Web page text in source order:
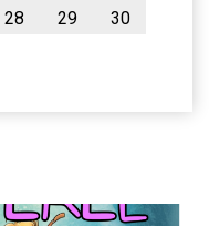
28 29
30